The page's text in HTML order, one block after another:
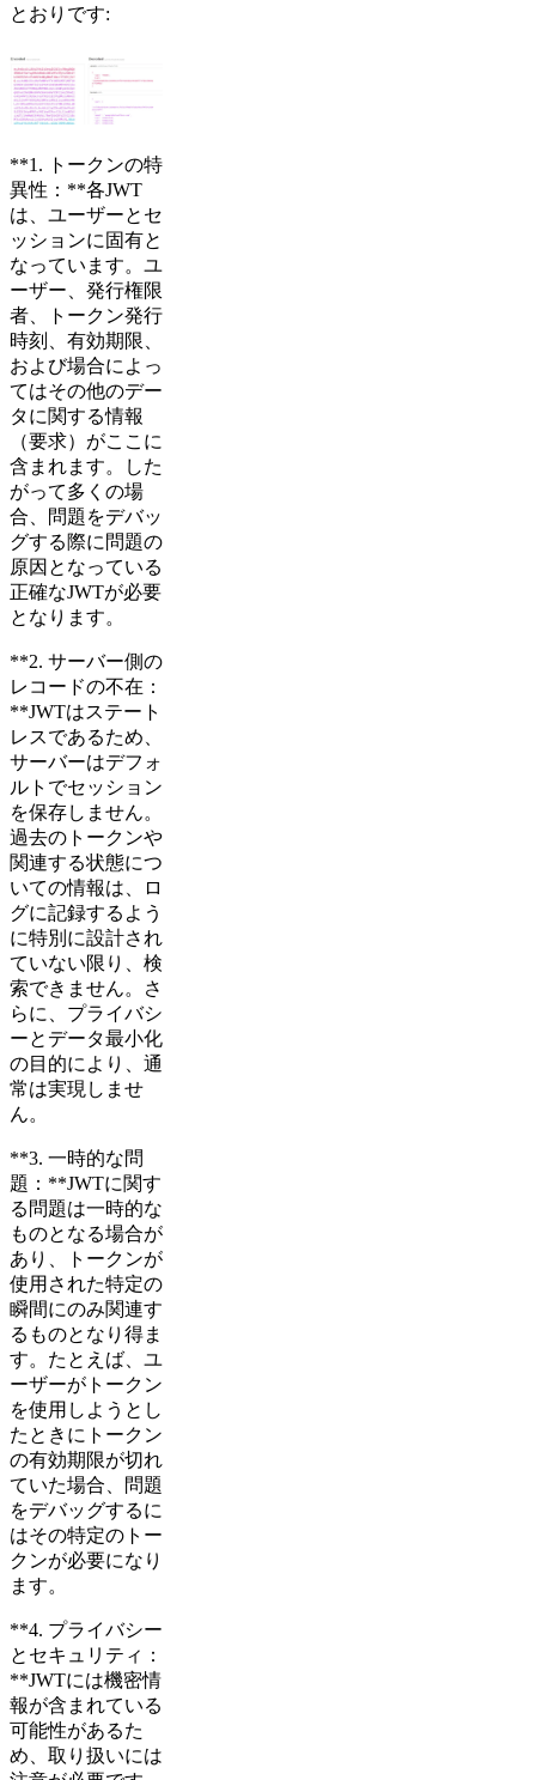
とおりです:
**1. トークンの特
異性：**各JWT
は、ユーザーとセ
ッションに固有と
なっています。ユ
ーザー、発行権限
者、トークン発行
時刻、有効期限、
および場合によっ
てはその他のデー
タに関する情報
（要求）がここに
含まれます。した
がって多くの場
合、問題をデバッ
グする際に問題の
原因となっている
正確なJWTが必要
となります。
**2. サーバー側の
レコードの不在：
**JWTはステート
レスであるため、
サーバーはデフォ
ルトでセッション
を保存しません。
過去のトークンや
関連する状態につ
いての情報は、ロ
グに記録するよう
に特別に設計され
ていない限り、検
索できません。さ
らに、プライバシ
ーとデータ最小化
の目的により、通
常は実現しませ
ん。
**3. 一時的な問
題：**JWTに関す
る問題は一時的な
ものとなる場合が
あり、トークンが
使用された特定の
瞬間にのみ関連す
るものとなり得ま
す。たとえば、ユ
ーザーがトークン
を使用しようとし
たときにトークン
の有効期限が切れ
ていた場合、問題
をデバッグするに
はその特定のトー
クンが必要になり
ます。
**4. プライバシー
とセキュリティ：
**JWTには機密情
報が含まれている
可能性があるた
め、取り扱いには